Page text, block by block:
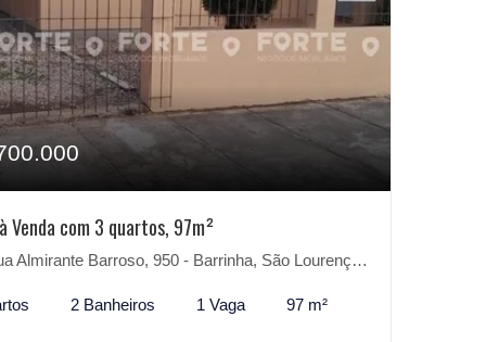
Venda com 3 quartos, 97m²
Almirante Barroso, 950 - Barrinha, São Lourenço do Sul-RS
2 Banheiros 1 Vaga 97 m²